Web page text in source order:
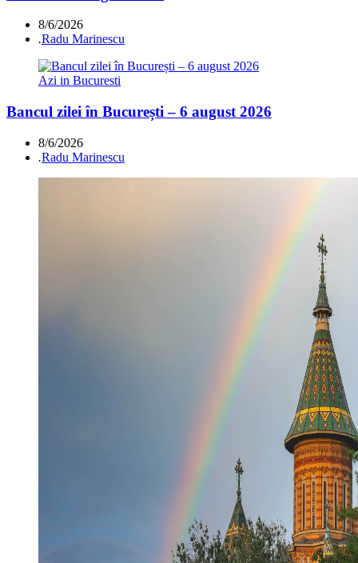
8/6/2026
.Radu Marinescu
Azi in Bucuresti
Bancul zilei în București – 6 august 2026
8/6/2026
.Radu Marinescu